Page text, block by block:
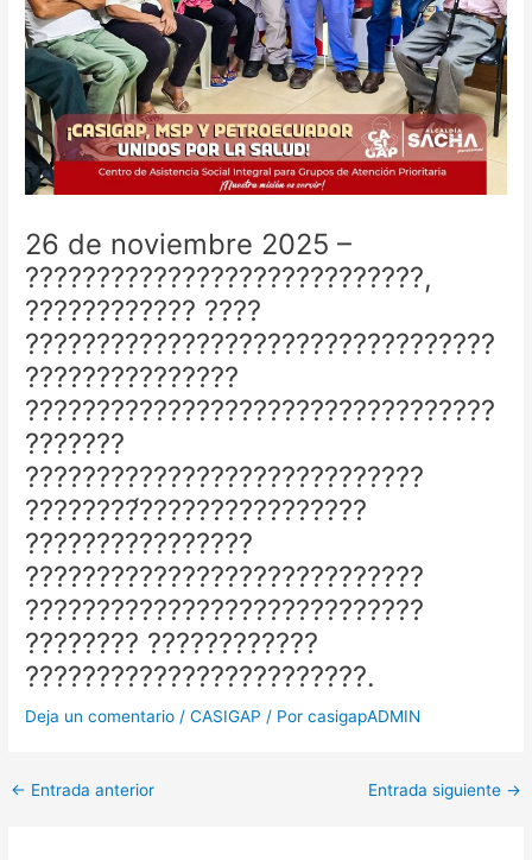
26 de noviembre 2025 –
????????????????????????????,
???????????? ????
?????????????????????????????????
???????????????
?????????????????????????????????
???????
????????????????????????????
????????́????????????????
????????????????
????????????????????????????
????????????????????????????
???????? ????????????
????????????????????????.
Deja un comentario /CASIGAP / PorcasigapADMIN
← Entrada anterior Entrada siguiente →